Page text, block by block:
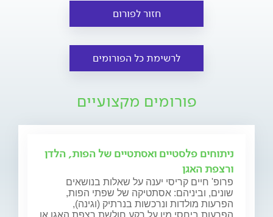
חזור לפורום
לרשימת כל הפורומים
פורומים מקצועיים
ניתוחים פלסטיים ואסתטיים של הפות, הלדן
ורצפת האגן
פרופ' חיים קריסי יענה על שאלות בנושאים
שונים, וביניהם: אסתטיקה של שפתי הפות,
הפרעות מולדות ונרכשות בנרתיק (וגינה),
הפרעות ביחסי מין על רקע חולשת רצפת האגן או